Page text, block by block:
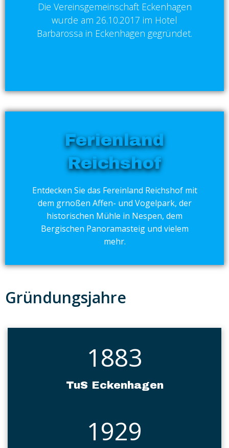
Die Vereinsgemeinschaft Eckenhagen
wurde am 26.10.2017 im Hotel
Barbarossa in Eckenhagen gegründet.
Ferienland
Reichshof
Entdecken Sie das Fereinland Reichshof mit
dem grnoßen Affen- und Vogelpark, der
historischen Mühle in Nespen, dem
Bergischen Panoramasteig und vielem
mehr.
Gründungsjahre
1883
TuS Eckenhagen
1929